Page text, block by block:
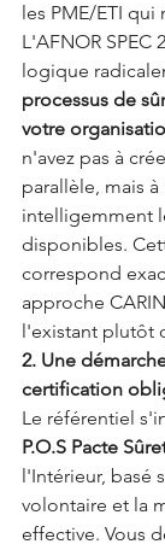
les PME/ETI
L'AFNOR SPEC
logique
processus de
votre
n'avez pas à
parallèle, mais
intelligemment
disponibles.
correspond
approche
l'existant plutôt
2. Une
certification
Le référentiel
P.O.S Pacte
l'Intérieur, basé
volontaire et la
effective. Vous